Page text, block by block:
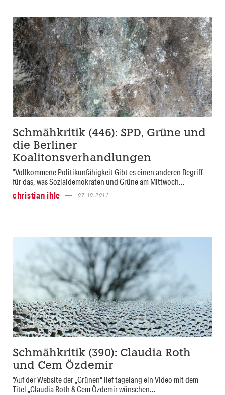
Schmähkritik (446): SPD, Grüne und
die Berliner
Koalitonsverhandlungen
"Vollkommene Politikunfähigkeit Gibt es einen anderen Begriff
für das, was Sozialdemokraten und Grüne am Mittwoch...
christian ihle
07.10.2011
Schmähkritik (390): Claudia Roth
und Cem Özdemir
"Auf der Website der „Grünen“ lief tagelang ein Video mit dem
Titel „Claudia Roth & Cem Özdemir wünschen...